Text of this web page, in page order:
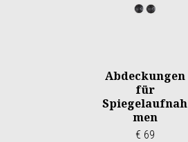
Abdeckungen
für
Spiegelaufnah
men
€ 69